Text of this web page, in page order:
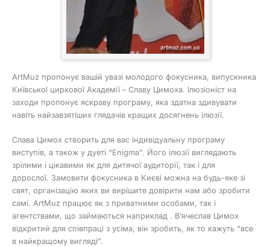
ArtMuz пропонує вашій увазі молодого фокусника, випускника
Київської циркової Академії – Славу Цимоха. Ілюзіоніст на
заходи пропонує яскраву програму, яка здатна здивувати
навіть найзавзятіших глядачів кращих досягнень ілюзії.
Слава Цимох створить для вас індивідуальну програму
виступів, а також у дуеті “Enigma”. Його ілюзії виглядають
зрілими і цікавими як для дитячої аудиторії, так і для
дорослої. Замовити фокусника в Києві можна на будь-яке зі
свят, організацію яких ви вирішите довірити нам або зробити
самі. ArtMuz працює як з приватними особами, так і
агентствами, що займаються наприклад . В’ячеслав Цимох
відкритий для співпраці з усіма, він зробить, як то кажуть “все
в найкращому вигляді”.